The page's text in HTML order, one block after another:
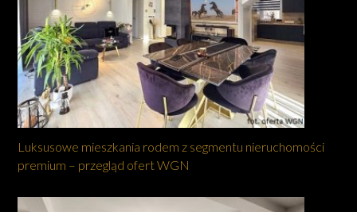
Luksusowe mieszkania rodem z segmentu nieruchomości
premium – przegląd ofert WGN